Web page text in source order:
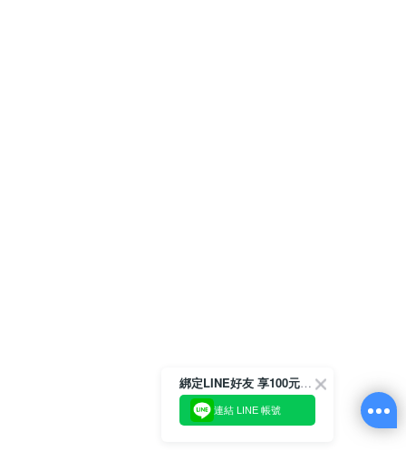
綁定LINE好友 享100元折價券
連結 LINE 帳號